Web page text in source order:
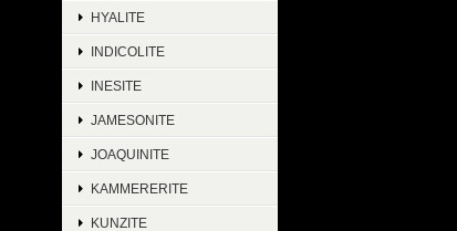
HYALITE
INDICOLITE
INESITE
JAMESONITE
JOAQUINITE
KAMMERERITE
KUNZITE